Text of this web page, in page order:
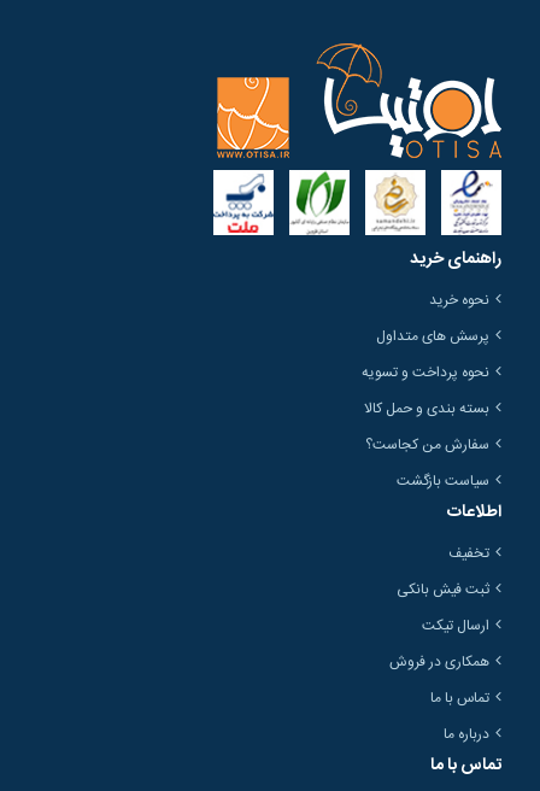
راهنمای خرید
نحوه خرید
پرسش های متداول
نحوه پرداخت و تسویه
بسته بندی و حمل کالا
سفارش من کجاست؟
سیاست بازگشت
اطلاعات
تخفیف
ثبت فیش بانکی
ارسال تیکت
همکاری در فروش
تماس با ما
درباره ما
تماس با ما